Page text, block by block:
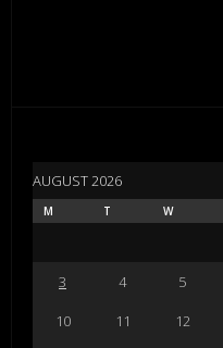
AUGUST 2026
M T W
3
4 5
10
11 12